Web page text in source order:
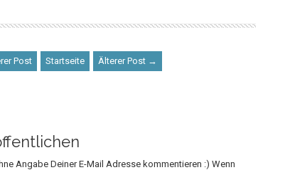
Post Startseite Älterer Post →
Angabe Deiner E-Mail Adresse kommentieren :) Wenn